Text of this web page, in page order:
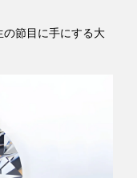
節目に手にする大